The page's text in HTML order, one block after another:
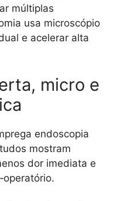
múltiplas
usa microscópio
e acelerar alta
micro e
endoscopia
mostram
dor imediata e